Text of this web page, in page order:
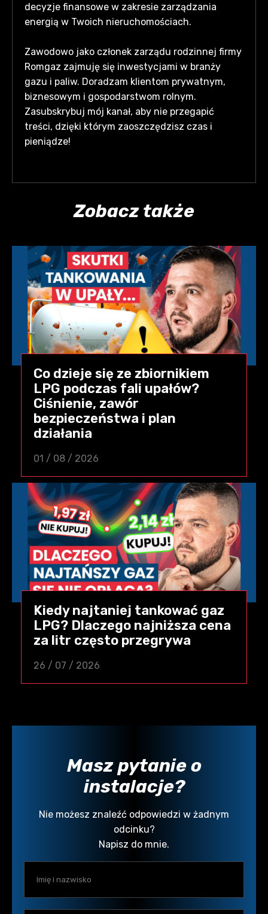
decyzje finansowe w zakresie zarządzania
energią w Twoich nieruchomościach.
Zawodowo jako członek zarządu rodzinnej firmy
Romgaz zajmuję się inwestycjami w branży
gazu i paliw. Doradzam klientom prywatnym,
biznesowym i gospodarstwom rolnym.
Zasubskrybuj mój kanał, aby nie przegapić
treści, dzięki którym zaoszczędzisz czas i
pieniądze!
Zobacz także
Co dzieje się ze zbiornikiem
LPG podczas fali upałów?
Ciśnienie, zawór
bezpieczeństwa i plan
działania
01 / 08 / 2026
Kiedy najtaniej tankować gaz
LPG? Dlaczego najniższa cena
za litr często przegrywa
26 / 07 / 2026
Masz pytanie o
instalacje?
Nie możesz znaleźć odpowiedzi w żadnym
odcinku?
Napisz do mnie.